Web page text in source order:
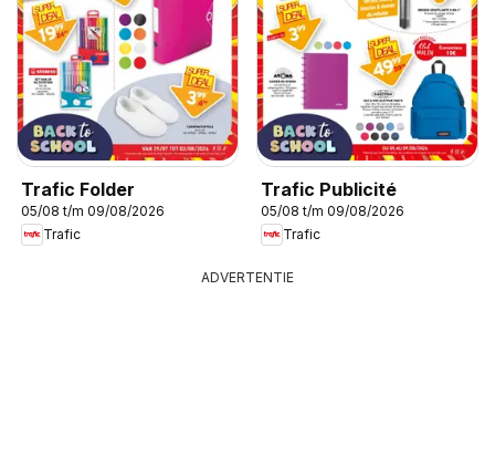
Trafic Folder
05/08 t/m 09/08/2026
Trafic
Trafic Publicité
05/08 t/m 09/08/2026
Trafic
ADVERTENTIE